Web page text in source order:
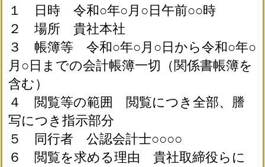
１ 日時 令和○年○月○日午前○○時
２ 場所 貴社本社
３ 帳簿等 令和○年○月○日から令和○年○
月○日までの会計帳簿一切（関係書帳簿を
含む）
４ 閲覧等の範囲 閲覧につき全部、謄
写につき指示部分
５ 同行者 公認会計士○○○○
６ 閲覧を求める理由 貴社取締役らに